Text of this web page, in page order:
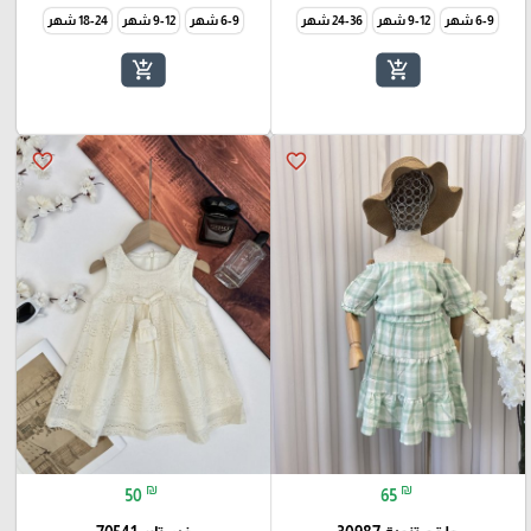
6-9 شهر 9-12 شهر 24-36 شهر
add_shopping_cart
6-9 شهر 9-12 شهر 18-24 شهر
add_shopping_cart
favorite_border
65 ₪
favorite_border
50 ₪